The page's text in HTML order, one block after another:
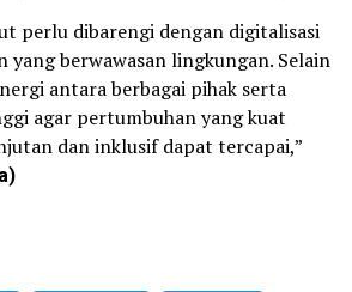
perlu dibarengi dengan digitalisasi
yang berwawasan lingkungan. Selain
antara berbagai pihak serta
agar pertumbuhan yang kuat
dan inklusif dapat tercapai,”